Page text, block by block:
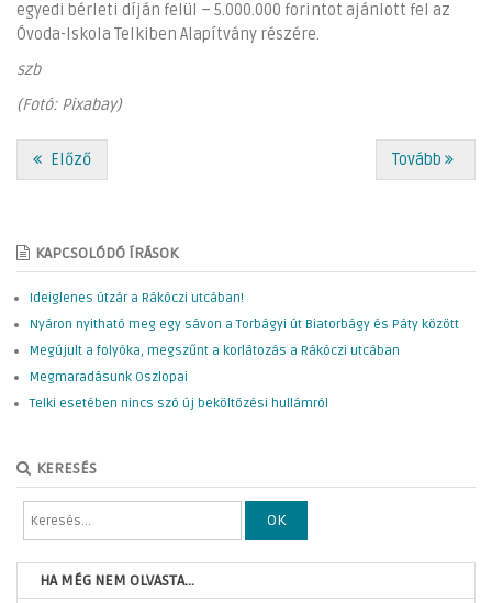
egyedi bérleti díján felül – 5.000.000 forintot ajánlott fel az
Óvoda-Iskola Telkiben Alapítvány részére.
szb
(Fotó: Pixabay)
Előző Tovább
KAPCSOLÓDÓ ÍRÁSOK
Ideiglenes útzár a Rákóczi utcában!
Nyáron nyitható meg egy sávon a Torbágyi út Biatorbágy és Páty között
Megújult a folyóka, megszűnt a korlátozás a Rákóczi utcában
Megmaradásunk Oszlopai
Telki esetében nincs szó új beköltözési hullámról
KERESÉS
OK
HA MÉG NEM OLVASTA...